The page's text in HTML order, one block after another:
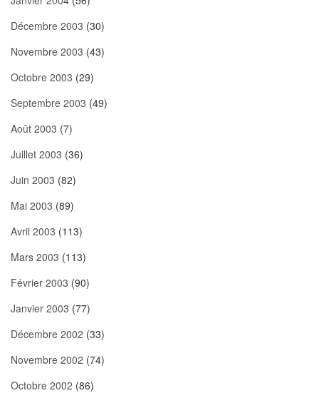
Décembre 2003 (30)
Novembre 2003 (43)
Octobre 2003 (29)
Septembre 2003 (49)
Août 2003 (7)
Juillet 2003 (36)
Juin 2003 (82)
Mai 2003 (89)
Avril 2003 (113)
Mars 2003 (113)
Février 2003 (90)
Janvier 2003 (77)
Décembre 2002 (33)
Novembre 2002 (74)
Octobre 2002 (86)